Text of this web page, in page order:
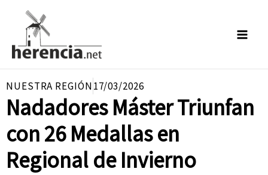
contenido
NUESTRA REGIÓN17/03/2026
Nadadores Máster Triunfan
con 26 Medallas en
Regional de Invierno